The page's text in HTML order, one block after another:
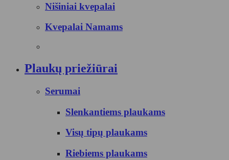
Nišiniai kvepalai
Kvepalai Namams
Plaukų priežiūrai
Serumai
Slenkantiems plaukams
Visų tipų plaukams
Riebiems plaukams